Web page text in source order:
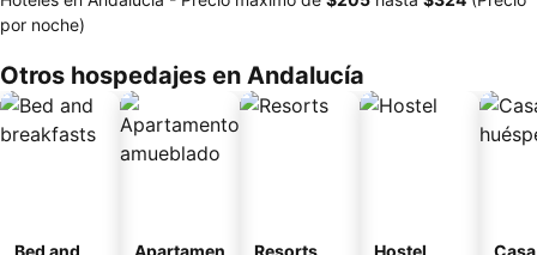
por noche)
Otros hospedajes en Andalucía
Bed and
Apartamen
Resorts Hostel